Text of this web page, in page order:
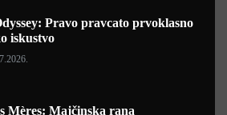
Pravo pravcato prvoklasno
iskustvo
Mères: Majčinska rana